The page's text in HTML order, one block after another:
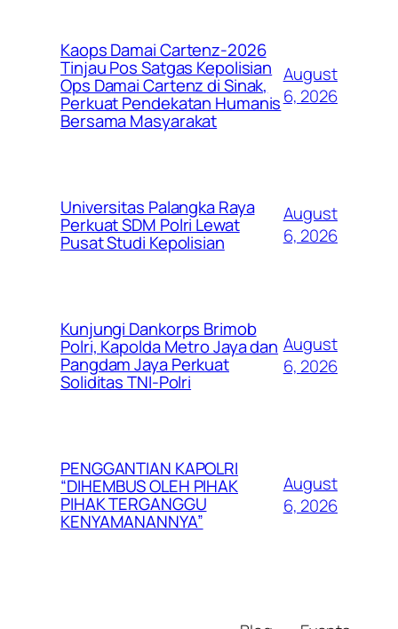
Kaops Damai Cartenz-2026
Tinjau Pos Satgas Kepolisian
Ops Damai Cartenz di Sinak,
Perkuat Pendekatan Humanis
Bersama Masyarakat
August
6, 2026
Universitas Palangka Raya
Perkuat SDM Polri Lewat
Pusat Studi Kepolisian
August
6, 2026
Kunjungi Dankorps Brimob
Polri, Kapolda Metro Jaya dan
Pangdam Jaya Perkuat
Soliditas TNI-Polri
August
6, 2026
PENGGANTIAN KAPOLRI
“DIHEMBUS OLEH PIHAK
PIHAK TERGANGGU
KENYAMANANNYA”
August
6, 2026